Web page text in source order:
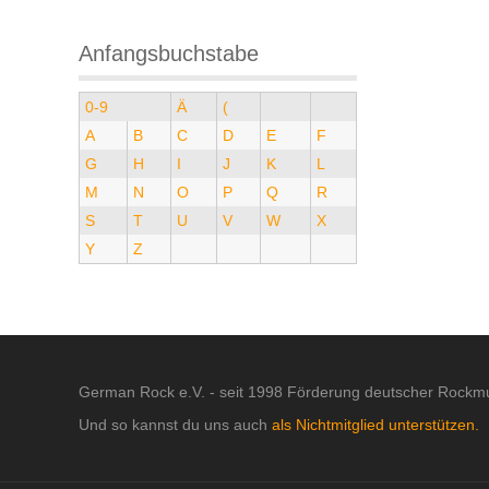
Anfangsbuchstabe
0-9 Ä
(
A
B C D E
F
G
H I J K
L
M
N O P Q
R
S
T U V W
X
Y
Z
German Rock e.V. - seit 1998 Förderung deutscher
Und so kannst du uns auch als Nichtmitglied unterstützen.